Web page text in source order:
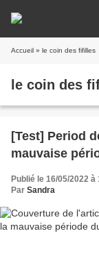
Accueil » le coin des fifilles
le coin des
[Test] Period
mauvaise
Publié le 16/05/2022 à
Par Sandra